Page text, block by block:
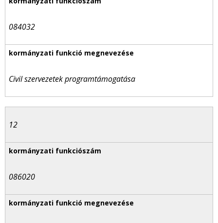
084032
Civil szervezetek programtámogatása
12
086020